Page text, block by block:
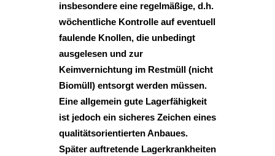
insbesondere eine regelmäßige, d.h.
wöchentliche Kontrolle auf eventuell
faulende Knollen, die unbedingt
ausgelesen und zur
Keimvernichtung im Restmüll (nicht
Biomüll) entsorgt werden müssen.
Eine allgemein gute Lagerfähigkeit
ist jedoch ein sicheres Zeichen eines
qualitätsorientierten Anbaues.
Später auftretende Lagerkrankheiten